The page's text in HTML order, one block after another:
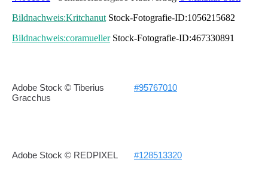
Bildnachweis:Kritchanut Stock-Fotografie-ID:1056215682
Bildnachweis:coramuellerStock-Fotografie-ID:467330891
Adobe Stock © Tiberius
Gracchus
#95767010
Adobe Stock © REDPIXEL #128513320